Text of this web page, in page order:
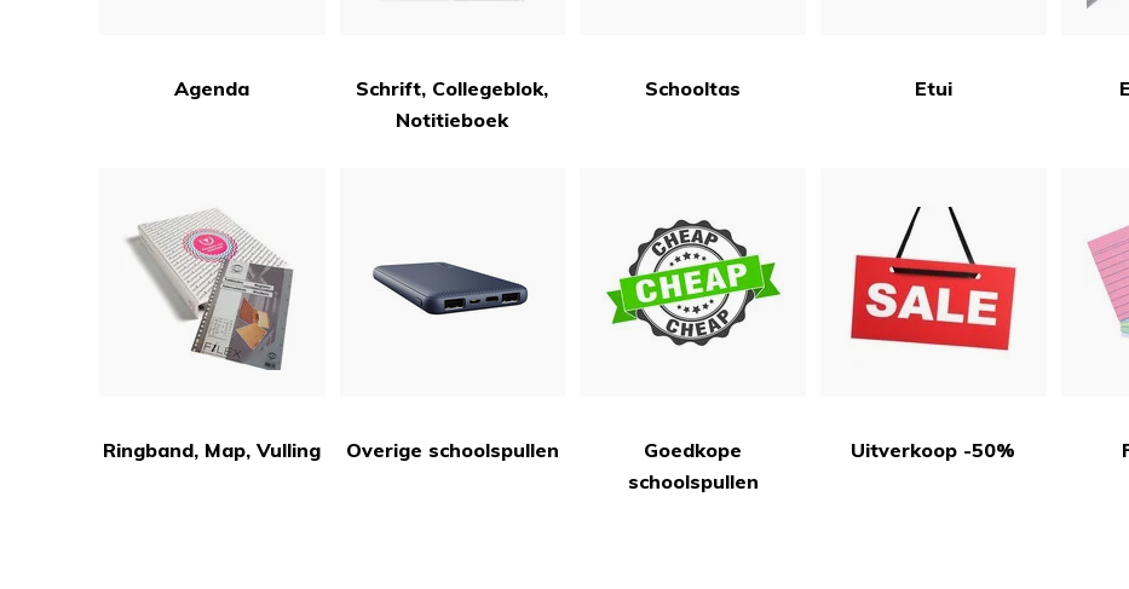
Agenda
Schrift, Collegeblok,
Notitieboek
Schooltas Etui
Ringband, Map, Vulling Overige schoolspullen
Goedkope
schoolspullen
Uitverkoop -50%